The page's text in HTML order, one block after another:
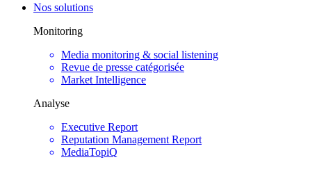
Nos solutions
Monitoring
Media monitoring & social listening
Revue de presse catégorisée
Market Intelligence
Analyse
Executive Report
Reputation Management Report
MediaTopiQ